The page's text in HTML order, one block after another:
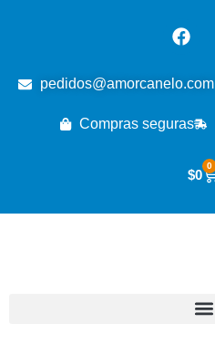
pedidos@amorcanelo.com
Compras seguras
$0
0